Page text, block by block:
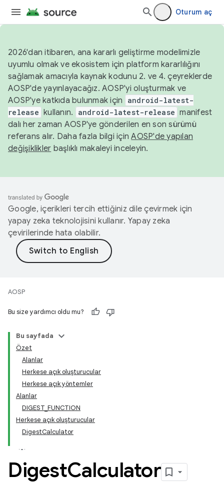
Oturum aç
2026'dan itibaren, ana kararlı geliştirme modelimizle
uyumlu olmak ve ekosistem için platform kararlılığını
sağlamak amacıyla kaynak kodunu 2. ve 4. çeyreklerde
AOSP'de yayınlayacağız. AOSP'yi oluşturmak ve
AOSP'ye katkıda bulunmak için
android-latest-
release kullanın. android-latest-release manifest
dalı her zaman AOSP'ye gönderilen en son sürümü
referans alır. Daha fazla bilgi içinAOSP'de yapılan
değişiklikler başlıklı makaleyi inceleyin.
Google, içerikleri tercih ettiğiniz dile çevirmek için
yapay zeka teknolojisini kullanır. Yapay zeka
çevirilerinde hata olabilir.
AOSP
Bu size yardımcı oldu mu?
Bu sayfada
Özet
Alanlar
Herkese açık oluşturucular
Herkese açık yöntemler
Alanlar
DIGEST_FUNCTION
Herkese açık oluşturucular
DigestCalculator
DigestCalculator